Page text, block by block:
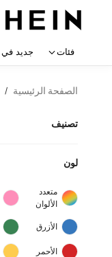
فئات جديد في
الصفحة الرئيسية /
تصنيف
لون
متعدد
الألوان
الأزرق
الأحمر